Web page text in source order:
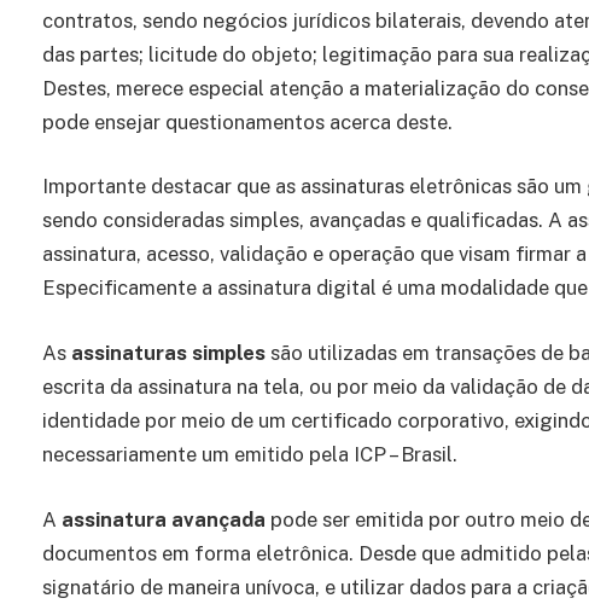
contratos, sendo negócios jurídicos bilaterais, devendo
das partes; licitude do objeto; legitimação para sua
Destes, merece especial atenção a materialização do
pode ensejar questionamentos acerca deste.
Importante destacar que as assinaturas eletrônicas são
sendo consideradas simples, avançadas e qualificadas. A
assinatura, acesso, validação e operação que visam firmar
Especificamente a assinatura digital é uma modalidade
As assinaturas simples são utilizadas em transações de
escrita da assinatura na tela, ou por meio da validação de
identidade por meio de um certificado corporativo,
necessariamente um emitido pela ICP – Brasil.
A assinatura avançada pode ser emitida por outro meio
documentos em forma eletrônica. Desde que admitido
signatário de maneira unívoca, e utilizar dados para a